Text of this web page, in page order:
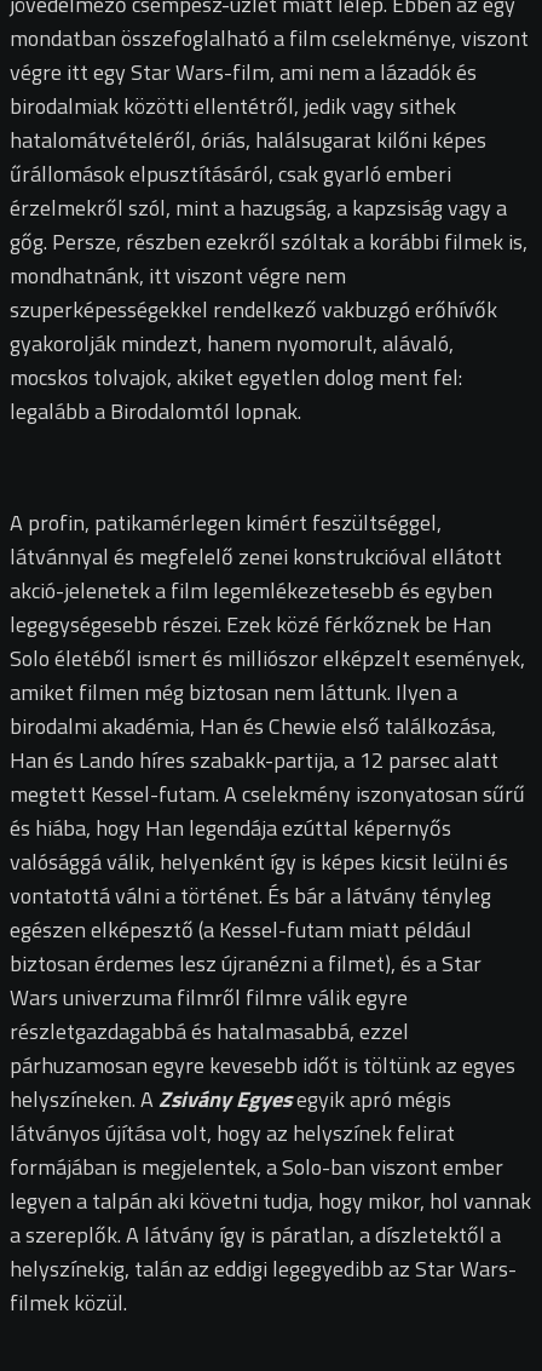
mondatban összefoglalható a film cselekménye, viszont
végre itt egy Star Wars-film, ami nem a lázadók és
birodalmiak közötti ellentétről, jedik vagy sithek
hatalomátvételéről, óriás, halálsugarat kilőni képes
űrállomások elpusztításáról, csak gyarló emberi
érzelmekről szól, mint a hazugság, a kapzsiság vagy a
gőg. Persze, részben ezekről szóltak a korábbi filmek is,
mondhatnánk, itt viszont végre nem
szuperképességekkel rendelkező vakbuzgó erőhívők
gyakorolják mindezt, hanem nyomorult, alávaló,
mocskos tolvajok, akiket egyetlen dolog ment fel:
legalább a Birodalomtól lopnak.
A profin, patikamérlegen kimért feszültséggel,
látvánnyal és megfelelő zenei konstrukcióval ellátott
akció-jelenetek a film legemlékezetesebb és egyben
legegységesebb részei. Ezek közé férkőznek be Han
Solo életéből ismert és milliószor elképzelt események,
amiket filmen még biztosan nem láttunk. Ilyen a
birodalmi akadémia, Han és Chewie első találkozása,
Han és Lando híres szabakk-partija, a 12 parsec alatt
megtett Kessel-futam. A cselekmény iszonyatosan sűrű
és hiába, hogy Han legendája ezúttal képernyős
valósággá válik, helyenként így is képes kicsit leülni és
vontatottá válni a történet. És bár a látvány tényleg
egészen elképesztő (a Kessel-futam miatt például
biztosan érdemes lesz újranézni a filmet), és a Star
Wars univerzuma filmről filmre válik egyre
részletgazdagabbá és hatalmasabbá, ezzel
párhuzamosan egyre kevesebb időt is töltünk az egyes
helyszíneken. AZsivány Egyesegyik apró mégis
látványos újítása volt, hogy az helyszínek felirat
formájában is megjelentek, a Solo-ban viszont ember
legyen a talpán aki követni tudja, hogy mikor, hol vannak
a szereplők. A látvány így is páratlan, a díszletektől a
helyszínekig, talán az eddigi legegyedibb az Star Wars-
filmek közül.